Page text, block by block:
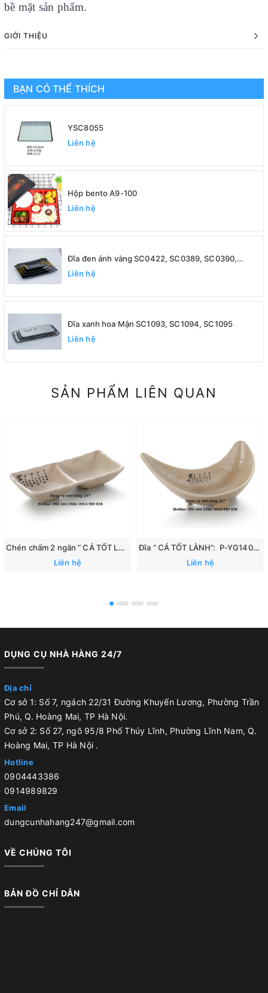
bề mặt sản phẩm.
GIỚI THIỆU
BẠN CÓ THỂ THÍCH
YSC8055
Liên hệ
Hộp bento A9-100
Liên hệ
Đĩa đen ánh vàng SC0422, SC0389, SC0390,
SC0391
Liên hệ
Đĩa xanh hoa Mận SC1093, SC1094, SC1095
Liên hệ
SẢN PHẨM LIÊN QUAN
Chén chấm 2 ngăn “ CÁ TỐT LÀNH”: 167
Liên hệ
Đĩa “ CÁ TỐT LÀNH”: P-YG140070
Liên hệ
DỤNG CỤ NHÀ HÀNG 24/7
Địa chỉ
Cơ sở 1: Số 7, ngách 22/31 Đường Khuyến Lương, Phường Trần
Phú, Q. Hoàng Mai, TP Hà Nội.
Cơ sở 2: Số 27, ngõ 95/8 Phố Thúy Lĩnh, Phường Lĩnh Nam, Q.
Hoàng Mai, TP Hà Nội .
Hotline
0904443386
0914989829
Email
dungcunhahang247@gmail.com
VỀ CHÚNG TÔI
BẢN ĐỒ CHỈ DẪN